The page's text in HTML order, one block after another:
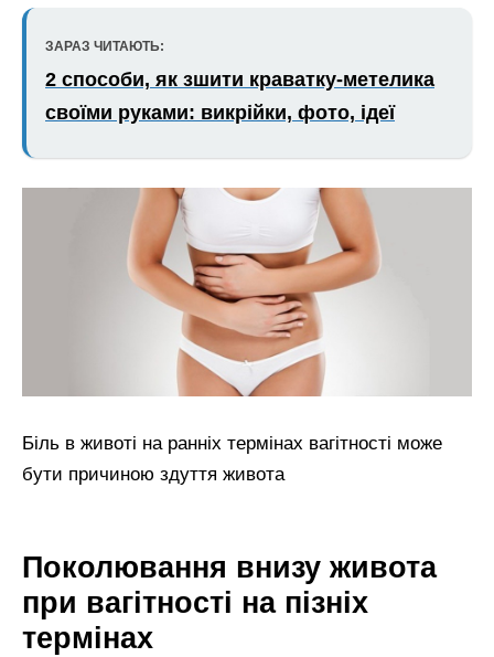
ЗАРАЗ ЧИТАЮТЬ:
2 способи, як зшити краватку-метелика
своїми руками: викрійки, фото, ідеї
Біль в животі на ранніх термінах вагітності може
бути причиною здуття живота
Поколювання внизу живота
при вагітності на пізніх
термінах